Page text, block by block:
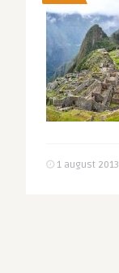
1 august 2013